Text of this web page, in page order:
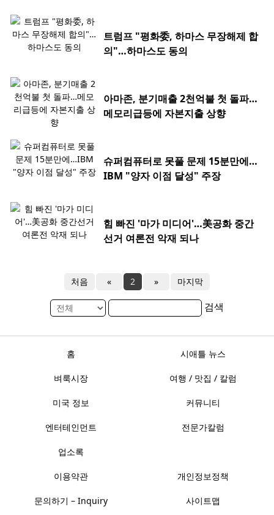
트럼프 "평화委, 하마스 무장해제 합
의"…하마스도 동의
아마존, 분기매출 2천억불 첫 돌파…
메모리급등에 자본지출 상향
슈퍼컴퓨터로 못풀 문제 15분만에…
IBM "양자 이점 달성" 주장
힘 빠진 '마가 미디어'…美공화 중간
선거 여론전 악재 되나
처음 « 2 » 마지막
검색
홈 시애틀 뉴스
벼룩시장 여행 / 맛집 / 칼럼
미국 정보 커뮤니티
엔터테인먼트 전문가칼럼
업소록
이용약관 개인정보정책
문의하기 – Inquiry 사이트맵